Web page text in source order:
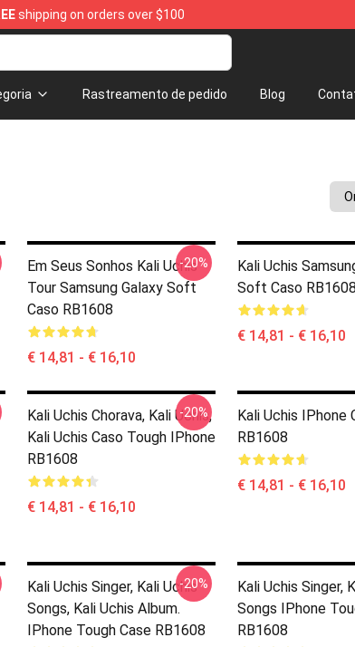
shipping on orders over $100
Rastreamento de pedido Blog
Em Seus Sonhos Kali Uchis
Tour Samsung Galaxy Soft
Caso RB1608
€ 14,81 - € 16,10
-20%
Kali Uchis
Soft Caso RB1608
€ 14,81 - € 16,10
Kali Uchis Chorava, Kali Uchis,
Kali Uchis Caso Tough IPhone
RB1608
€ 14,81 - € 16,10
-20%
Kali Uchis IPhone
RB1608
€ 14,81 - € 16,10
Kali Uchis Singer, Kali Uchis
Songs, Kali Uchis Album.
IPhone Tough Case RB1608
-20%
Kali Uchis Singer,
Songs IPhone
RB1608